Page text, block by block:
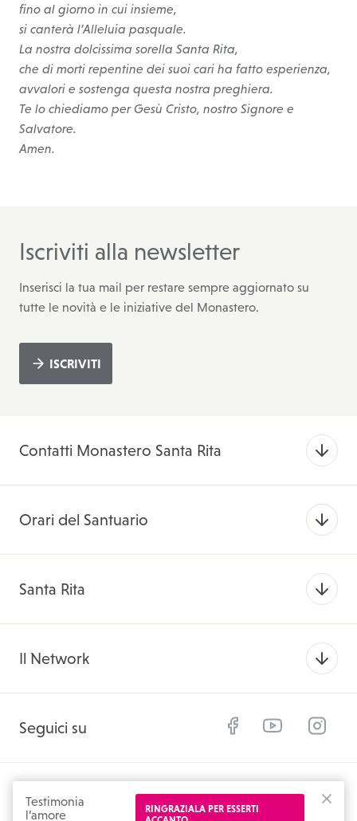
Testimonia
l’amore
RINGRAZIALA PER ESSERTI
fino al giorno in cui insieme,
si canterà l’Alleluia pasquale.
La nostra dolcissima sorella Santa Rita,
che di morti repentine dei suoi cari ha fatto esperienza,
avvalori e sostenga questa nostra preghiera.
Te lo chiediamo per Gesù Cristo, nostro Signore e
Salvatore.
Amen.
Iscriviti alla newsletter
Inserisci la tua mail per restare sempre aggiornato su
tutte le novità e le iniziative del Monastero.
ISCRIVITI
Contatti Monastero Santa Rita
Orari del Santuario
Santa Rita
Il Network
Seguici su
© 2026 SantaRitadaCascia.org